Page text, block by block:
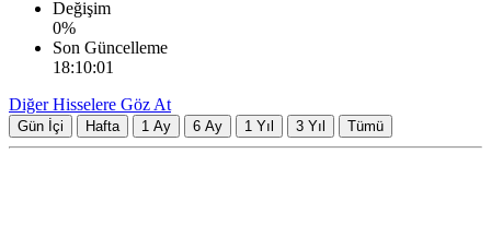
Değişim
0%
Son Güncelleme
18:10:01
Diğer Hisselere Göz At
Gün İçi Hafta 1 Ay 6 Ay 1 Yıl 3 Yıl Tümü